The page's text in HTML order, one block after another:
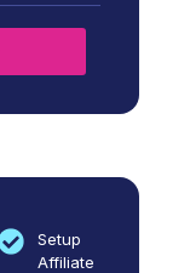
Setup
Affiliate